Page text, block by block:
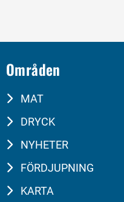
Områden
MAT
DRYCK
NYHETER
FÖRDJUPNING
KARTA